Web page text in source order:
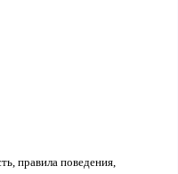
правила поведения,